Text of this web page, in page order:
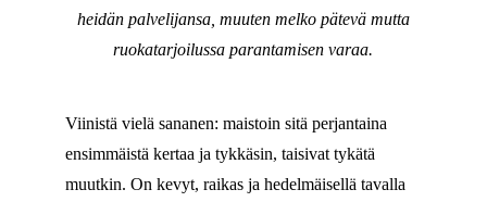
heidän palvelijansa, muuten melko pätevä mutta
ruokatarjoilussa parantamisen varaa.
Viinistä vielä sananen: maistoin sitä perjantaina
ensimmäistä kertaa ja tykkäsin, taisivat tykätä
muutkin. On kevyt, raikas ja hedelmäisellä tavalla